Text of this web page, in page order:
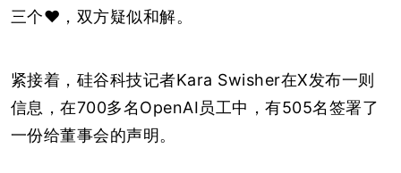
三个❤️，双方疑似和解。
紧接着，硅谷科技记者Kara Swisher在X发布一则
信息，在700多名OpenAI员工中，有505名签署了
一份给董事会的声明。